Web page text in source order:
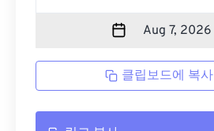
클립보드에 복사